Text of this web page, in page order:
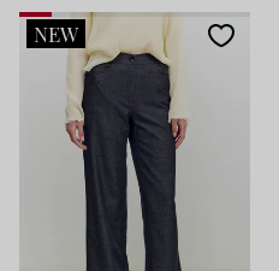
По популярности
По возрастанию цены
По убыванию цены
28
NEW